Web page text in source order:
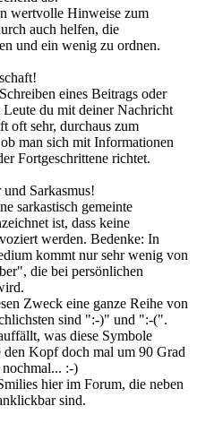
wertvolle Hinweise zum
auch helfen, die
und ein wenig zu ordnen.
eines Beitrags oder
du mit deiner Nachricht
oft sehr, durchaus zum
man sich mit Informationen
Fortgeschrittene richtet.
Sarkasmus!
sarkastisch gemeinte
ist, dass keine
werden. Bedenke: In
kommt nur sehr wenig von
die bei persönlichen
Zweck eine ganze Reihe von
sind ":-)" und ":-(".
was diese Symbole
den Kopf doch mal um 90 Grad
:-)
hier im Forum, die neben
sind.